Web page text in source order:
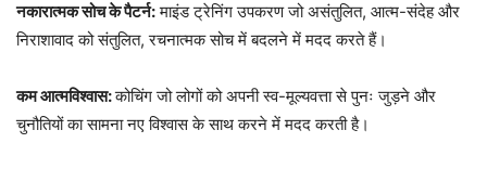
नकारात्मक सोच के पैटर्न:माइंड ट्रेनिंग उपकरण जो असंतुलित, आत्म-संदेह और
निराशावाद को संतुलित, रचनात्मक सोच में बदलने में मदद करते हैं।
कम आत्मविश्वास:कोचिंग जो लोगों को अपनी स्व-मूल्यवत्ता से पुनः जुड़ने और
चुनौतियों का सामना नए विश्वास के साथ करने में मदद करती है।